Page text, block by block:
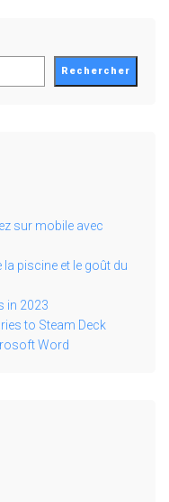
Rechercher
sur mobile avec
piscine et le goût du
in 2023
to Steam Deck
Word